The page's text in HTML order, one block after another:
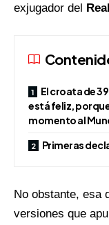
exjugador del
El croata de
está feliz,
momento al
Primeras
No obstante, esa
versiones que